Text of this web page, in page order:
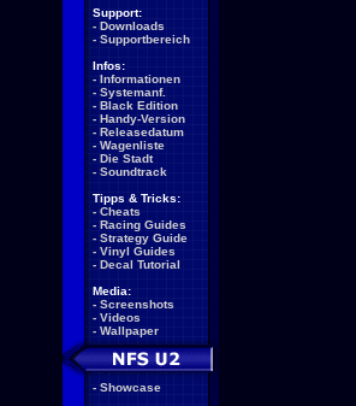
Support:
- Downloads
- Supportbereich
Infos:
- Informationen
- Systemanf.
- Black Edition
- Handy-Version
- Releasedatum
- Wagenliste
- Die Stadt
- Soundtrack
Tipps & Tricks:
- Cheats
- Racing Guides
- Strategy Guide
- Vinyl Guides
- Decal Tutorial
Media:
- Screenshots
- Videos
- Wallpaper
- Showcase